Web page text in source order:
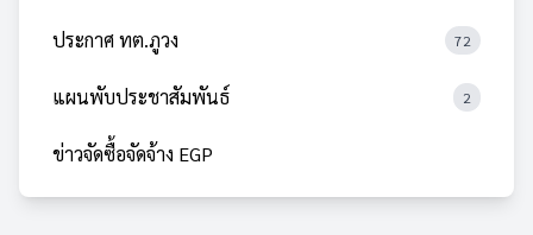
ประกาศ ทต.ภูวง 72
แผนพับประชาสัมพันธ์ 2
ข่าวจัดซื้อจัดจ้าง EGP